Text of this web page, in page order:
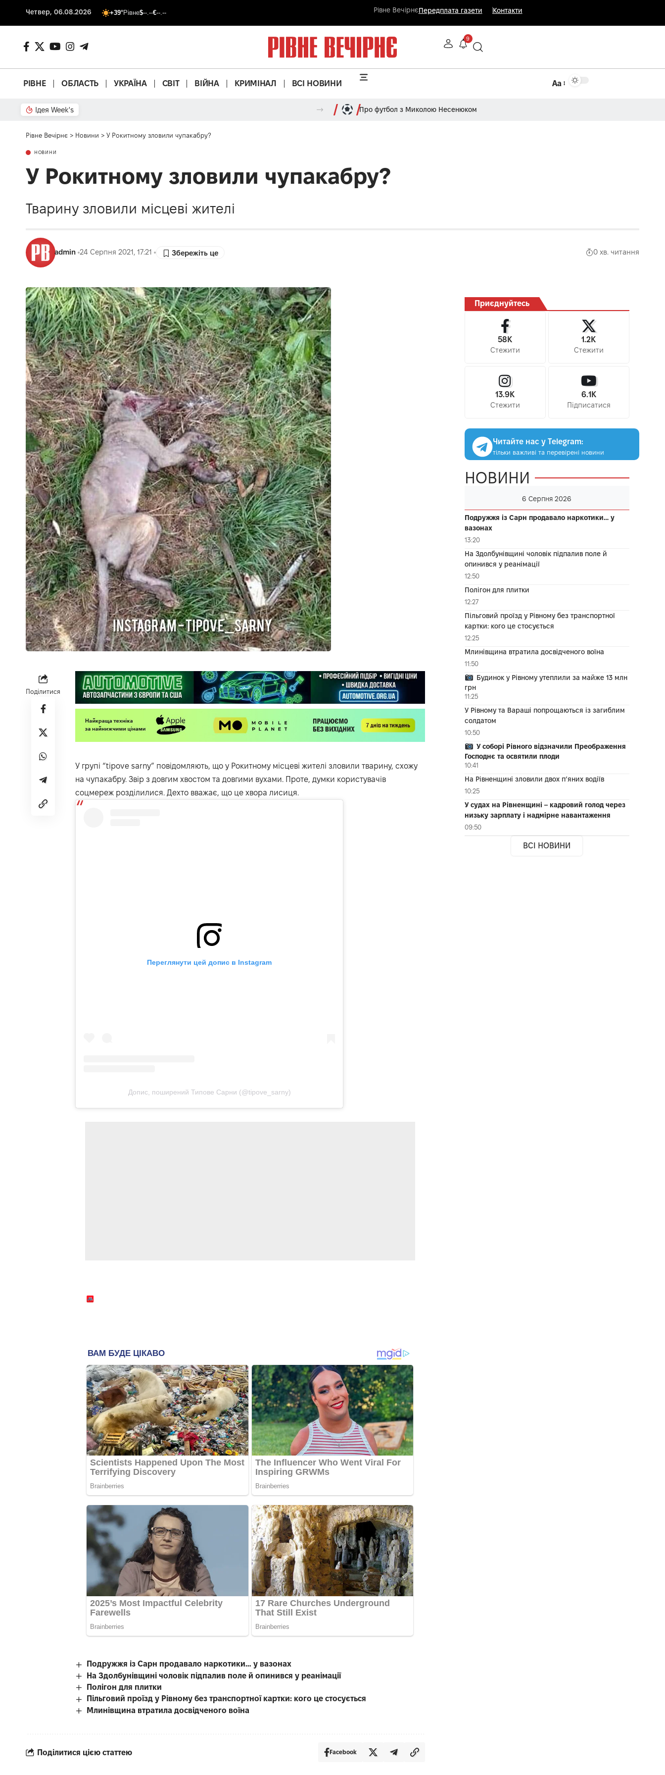
Четвер, 06.08.2026 +39°Рівне$--.--€--.-- Рівне ВечірнєПередплата газети Контакти
9
РІВНЕ ОБЛАСТЬ УКРАЇНА СВІТ ВІЙНА КРИМІНАЛ ВСІ НОВИНИ Аа
Ідея Week's Про футбол з Миколою Несенюком
Рівне Вечірнє > Новини > У Рокитному зловили чупакабру?
НОВИНИ
У Рокитному зловили чупакабру?
Тварину зловили місцеві жителі
admin 24 Серпня 2021, 17:21 0 хв. читання
Поділитися
У групі “tipove sarny” повідомляють, що у Рокитному місцеві жителі зловили тварину, схожу
на чупакабру. Звір з довгим хвостом та довгими вухами. Проте, думки користувачів
соцмереж розділилися. Дехто вважає, що це хвора лисиця.
Переглянути цей допис в Instagram
Допис, поширений Типове Сарни (@tipove_sarny)
Подружжя із Сарн продавало наркотики… у вазонах
На Здолбунівщині чоловік підпалив поле й опинився у реанімації
Полігон для плитки
Пільговий проїзд у Рівному без транспортної картки: кого це стосується
Млинівщина втратила досвідченого воїна
Поділитися цією статтею Facebook
Приєднуйтесь
58K
Стежити
1.2K
Стежити
13.9K
Стежити
6.1K
Підписатися
Читайте нас у Telegram:
тільки важливі та перевірені новини
НОВИНИ
6 Серпня 2026
Подружжя із Сарн продавало наркотики… у
вазонах
13:20
На Здолбунівщині чоловік підпалив поле й
опинився у реанімації
12:50
Полігон для плитки
12:27
Пільговий проїзд у Рівному без транспортної
картки: кого це стосується
12:25
Млинівщина втратила досвідченого воїна
11:50
Будинок у Рівному утеплили за майже 13 млн
грн
11:25
У Рівному та Вараші попрощаються із загиблим
солдатом
10:50
У соборі Рівного відзначили Преображення
Господнє та освятили плоди
10:41
На Рівненщині зловили двох п’яних водіїв
10:25
У судах на Рівненщині – кадровий голод через
низьку зарплату і надмірне навантаження
09:50
ВСІ НОВИНИ